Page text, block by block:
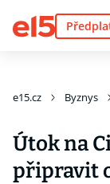
e15.cz Byznys
Útok na
připravit